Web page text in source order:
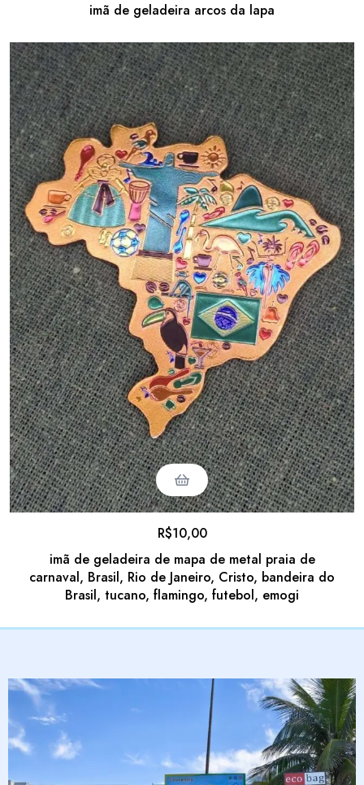
imã de geladeira arcos da lapa
imã de geladeira de mapa de metal praia de
carnaval, Brasil, Rio de Janeiro, Cristo, bandeira do
Brasil, tucano, flamingo, futebol, emogi
R$10,00